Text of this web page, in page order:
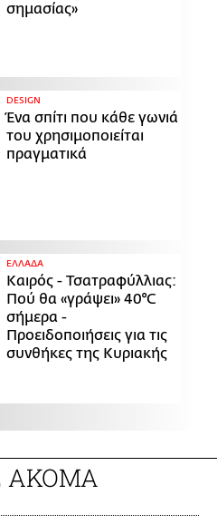
σημασίας»
DESIGN
Ένα σπίτι που κάθε γωνιά
του χρησιμοποιείται
πραγματικά
ΕΛΛΑΔΑ
Καιρός - Τσατραφύλλιας:
Πού θα «γράψει» 40°C
σήμερα -
Προειδοποιήσεις για τις
συνθήκες της Κυριακής
ΑΚΟΜΑ